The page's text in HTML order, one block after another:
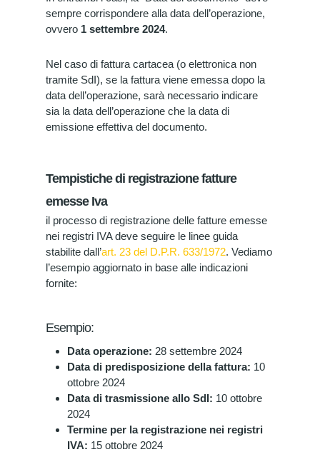
sempre corrispondere alla data dell’operazione,
ovvero 1 settembre 2024.
Nel caso di fattura cartacea (o elettronica non
tramite SdI), se la fattura viene emessa dopo la
data dell’operazione, sarà necessario indicare
sia la data dell’operazione che la data di
emissione effettiva del documento.
Tempistiche di registrazione fatture
emesse Iva
il processo di registrazione delle fatture emesse
nei registri IVA deve seguire le linee guida
stabilite dall’art. 23 del D.P.R. 633/1972. Vediamo
l’esempio aggiornato in base alle indicazioni
fornite:
Esempio:
Data operazione: 28 settembre 2024
Data di predisposizione della fattura: 10
ottobre 2024
Data di trasmissione allo SdI: 10 ottobre
2024
Termine per la registrazione nei registri
IVA: 15 ottobre 2024